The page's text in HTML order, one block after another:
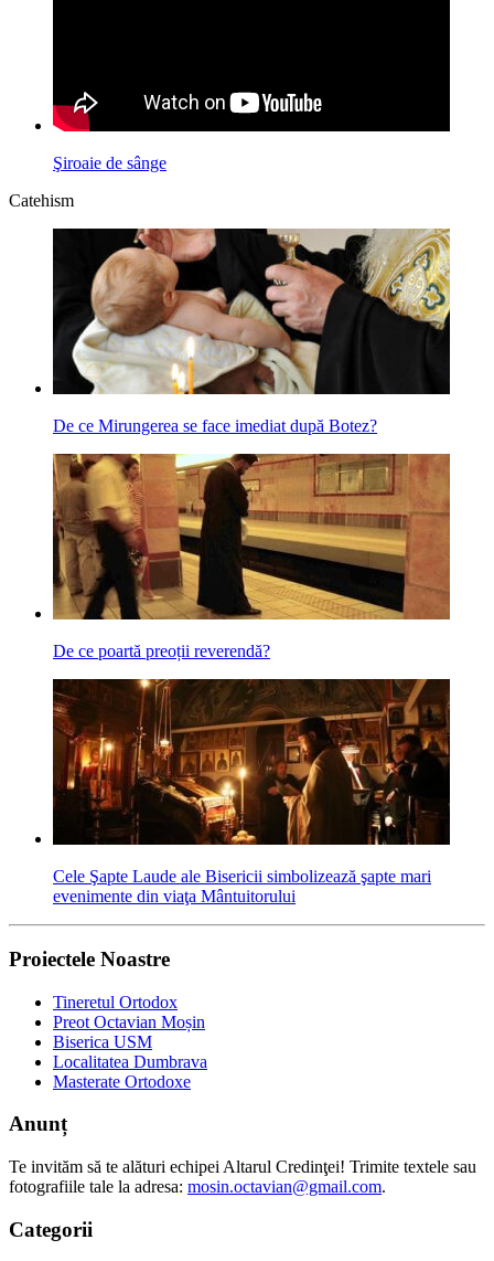
Şiroaie de sânge
Catehism
De ce Mirungerea se face imediat după Botez?
De ce poartă preoții reverendă?
Cele Şapte Laude ale Bisericii simbolizează şapte mari
evenimente din viaţa Mântuitorului
Proiectele Noastre
Tineretul Ortodox
Preot Octavian Moșin
Biserica USM
Localitatea Dumbrava
Masterate Ortodoxe
Anunț
Te invităm să te alături echipei Altarul Credinţei! Trimite textele sau
fotografiile tale la adresa: mosin.octavian@gmail.com.
Categorii